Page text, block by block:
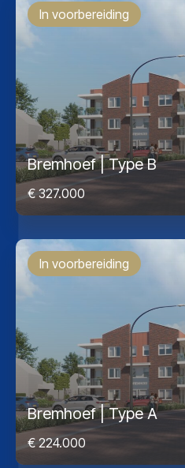
In voorbereiding
Bremhoef | Type B
€ 327.000
In voorbereiding
Bremhoef | Type A
€ 224.000